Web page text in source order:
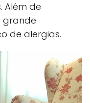
Além de
grande
de alergias.